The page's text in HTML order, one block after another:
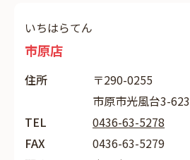
いちはらてん
市原店
住所
〒290-0255
市原市光風台3-623
TEL
0436-63-5278
FAX
0436-63-5279